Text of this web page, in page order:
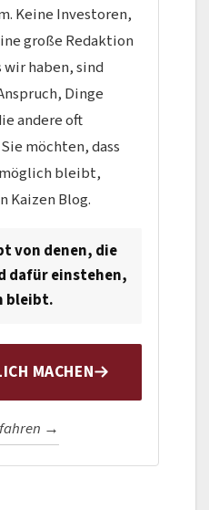
Keine Investoren,
große Redaktion
haben, sind
Dinge
andere oft
möchten, dass
bleibt,
Kaizen Blog.
von denen, die
dafür einstehen,
bleibt.
MACHEN
→